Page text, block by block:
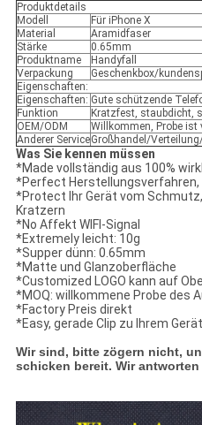
Produktdetails
Modell
Für iPhone X
Material
Aramidfaser
Stärke
0.65mm
Produktname
Handyfall
Verpackung
Geschenkbox/
Eigenschaften:
Eigenschaften: Gute schützende
Funktion
Kratzfest, staubdicht,
OEM/ODM
Willkommen, Probe ist
Anderer ServiceGroßhandel/
Was Sie kennen müssen
*Made vollständig aus 100%
*Perfect Herstellungsverfahren,
*Protect Ihr Gerät vom
Kratzern
*No Affekt WIFI-Signal
*Extremely leicht: 10g
*Supper dünn: 0.65mm
*Matte und Glanzoberfläche
*Customized LOGO kann auf
*MOQ: willkommene Probe des
*Factory Preis direkt
*Easy, gerade Clip zu Ihrem
Wir sind, bitte zögern nicht,
schicken bereit. Wir antworten